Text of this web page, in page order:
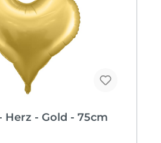
Herz - Gold - 75cm